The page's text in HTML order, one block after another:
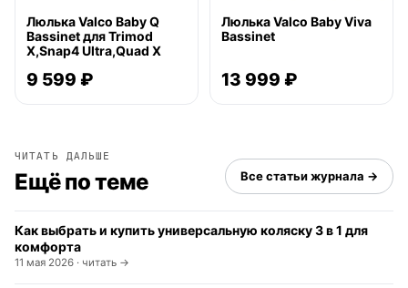
Люлька Valco Baby Q
Bassinet для Trimod
X,Snap4 Ultra,Quad X
9 599 ₽
Люлька Valco Baby Viva
Bassinet
13 999 ₽
ЧИТАТЬ ДАЛЬШЕ
Ещё по теме Все статьи журнала →
Как выбрать и купить универсальную коляску 3 в 1 для
комфорта
11 мая 2026 · читать →